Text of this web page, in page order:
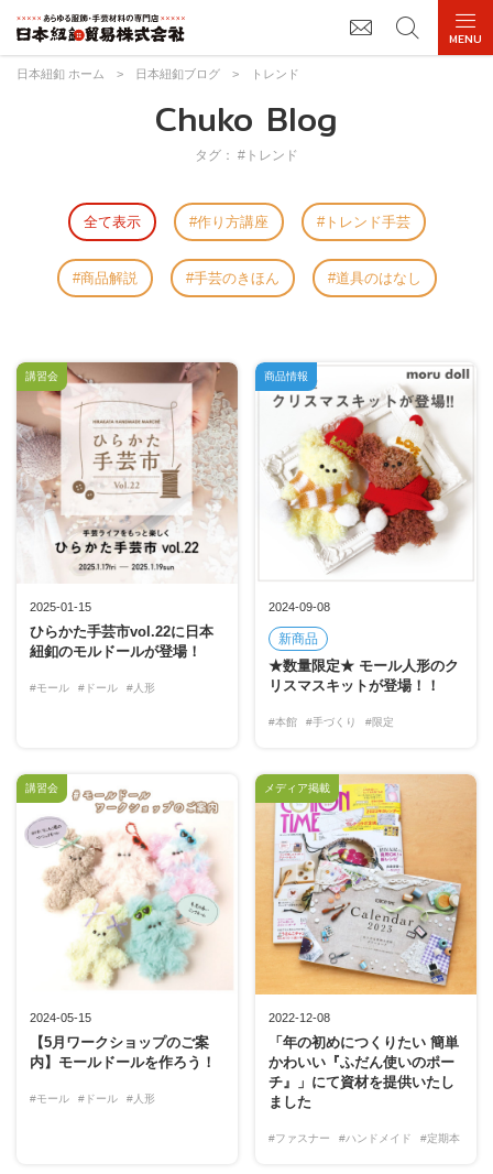
日本紐釦 ホーム > 日本紐釦ブログ > トレンド
Chuko Blog
タグ： #トレンド
全て表示 作り方講座 トレンド手芸
商品解説 手芸のきほん 道具のはなし
2025-01-15
ひらかた手芸市vol.22に日本
紐釦のモルドールが登場！
#モール #ドール #人形
講習会
2024-09-08
新商品
★数量限定★ モール人形のク
リスマスキットが登場！！
#本館 #手づくり #限定
商品情報
2024-05-15
【5月ワークショップのご案
内】モールドールを作ろう！
#モール #ドール #人形
講習会
2022-12-08
「年の初めにつくりたい 簡単
かわいい『ふだん使いのポー
チ』」にて資材を提供いたし
ました
#ファスナー #ハンドメイド #定期本
メディア掲載